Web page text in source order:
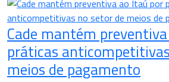
Cade mantém
práticas
meios de pagamento